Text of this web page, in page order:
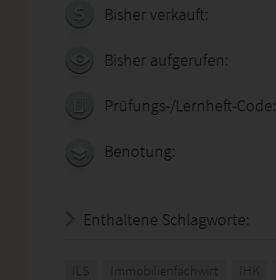
Bisher verkauft:
Bisher aufgerufen:
Prüfungs-/Lernheft-Code:
Benotung:
Enthaltene Schlagworte:
ILS Immobilienfachwirt IHK